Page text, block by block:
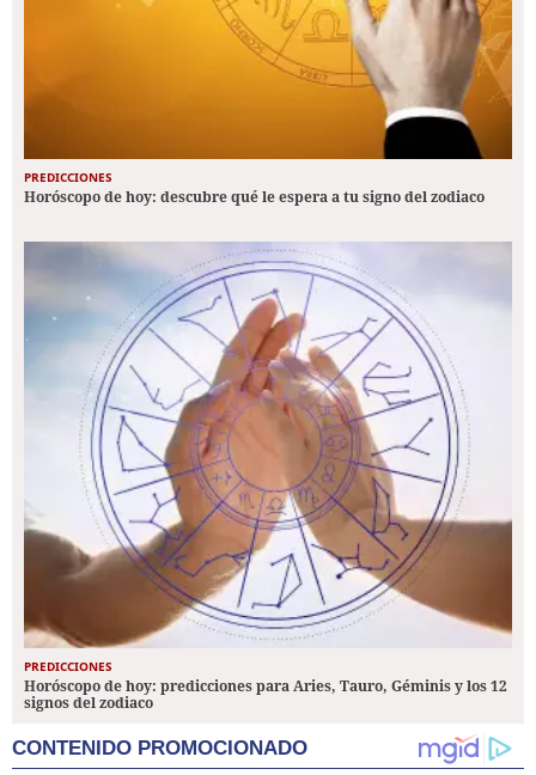
PREDICCIONES
Horóscopo de hoy: descubre qué le espera a tu signo del zodiaco
PREDICCIONES
Horóscopo de hoy: predicciones para Aries, Tauro, Géminis y los 12
signos del zodiaco
CONTENIDO PROMOCIONADO